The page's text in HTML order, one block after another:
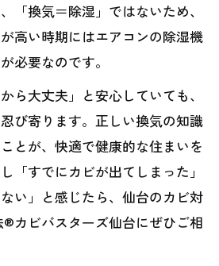
「換気＝除湿」ではないため、
高い時期にはエアコンの除湿機
必要なのです。
ら大丈夫」と安心していても、
び寄ります。正しい換気の知識
とが、快適で健康的な住まいを
「すでにカビが出てしまった」
ない」と感じたら、仙台のカビ対
カビバスターズ仙台にぜひご相